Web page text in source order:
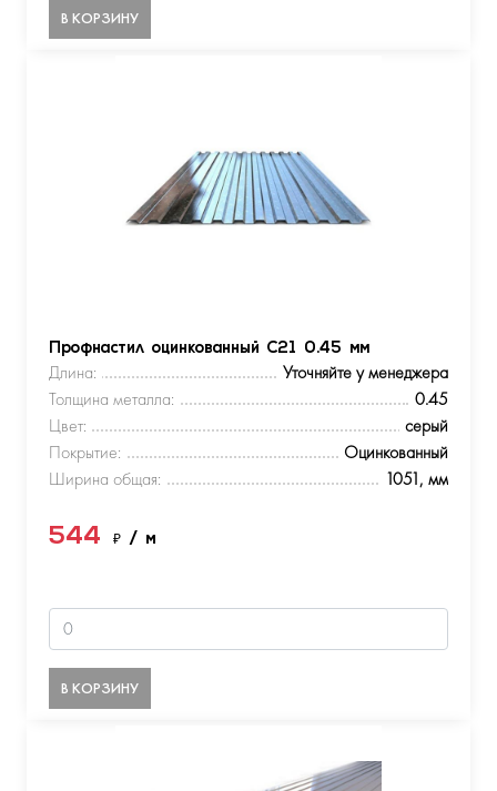
В КОРЗИНУ
Профнастил оцинкованный С21 0.45 мм
Длина:
Уточняйте у менеджера
Толщина металла:
0.45
Цвет:
серый
Покрытие:
Оцинкованный
Ширина общая:
1051, мм
544 ₽ / м
В КОРЗИНУ